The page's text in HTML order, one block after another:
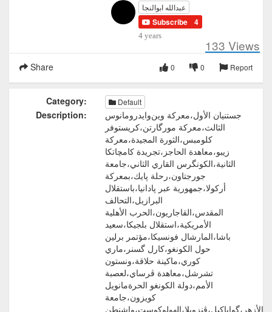
عبدالله ابوالنجا
Subscribe 4
4 years
133 Views
Share Report
0
0
Category: Default
Description:
جستنيان الأول،معركة وين‌وايدرومانوس
الثالث،معركة مورگارتن،كريستوفر
كلومبس،الثورة المجيدة،معركة
زيبو،معاهدة الحاجز،تجريدة كامچاتكا
الثانية،الكونگرس القاري الثاني،جامعة
جورجتاون،رحلة پايك،بمعركة
أركولا،جمهورية عبر پادانيا،باستقلال
البرازيل،التحالف
المقدس،القاجاريون،الحرب الأهلية
الأمريكية،استقلال بلجيكا،سعيد
باشا،المارشال فونسيكا،مؤتمر برلين
حول الكونغو،كارل گسنر،ماري
كوري،ماكينة حلاقة،ونستون
تشرشل،معاهدة ڤرساي،لعصبة
الأمم،دولة الكونغو الحرةمانويل
كويزون،جامعة
الأزهر،گواياكيل،ڤنزويلا،الهولوكوست،واشنطن